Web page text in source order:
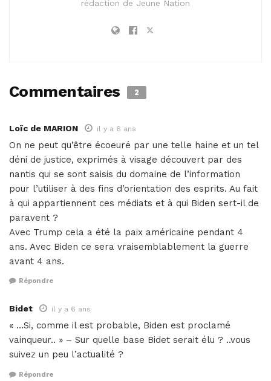
rédaction de Jeune Nation
Commentaires 2
Loïc de MARION il y a 6 ans
On ne peut qu’être écoeuré par une telle haine et un tel
déni de justice, exprimés à visage découvert par des
nantis qui se sont saisis du domaine de l’information
pour l’utiliser à des fins d’orientation des esprits. Au fait
à qui appartiennent ces médiats et à qui Biden sert-il de
paravent ?
Avec Trump cela a été la paix américaine pendant 4
ans. Avec Biden ce sera vraisemblablement la guerre
avant 4 ans.
Répondre
Bidet il y a 6 ans
« …Si, comme il est probable, Biden est proclamé
vainqueur.. » – Sur quelle base Bidet serait élu ? ..vous
suivez un peu l’actualité ?
Répondre